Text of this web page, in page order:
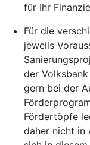
für Ihr
Für die
jeweils
der
gern bei der
Fördertöpfe
daher nicht in